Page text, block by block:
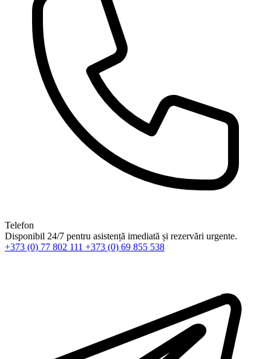
Telefon
Disponibil 24/7 pentru asistență imediată și rezervări urgente.
+373 (0) 77 802 111 +373 (0) 69 855 538